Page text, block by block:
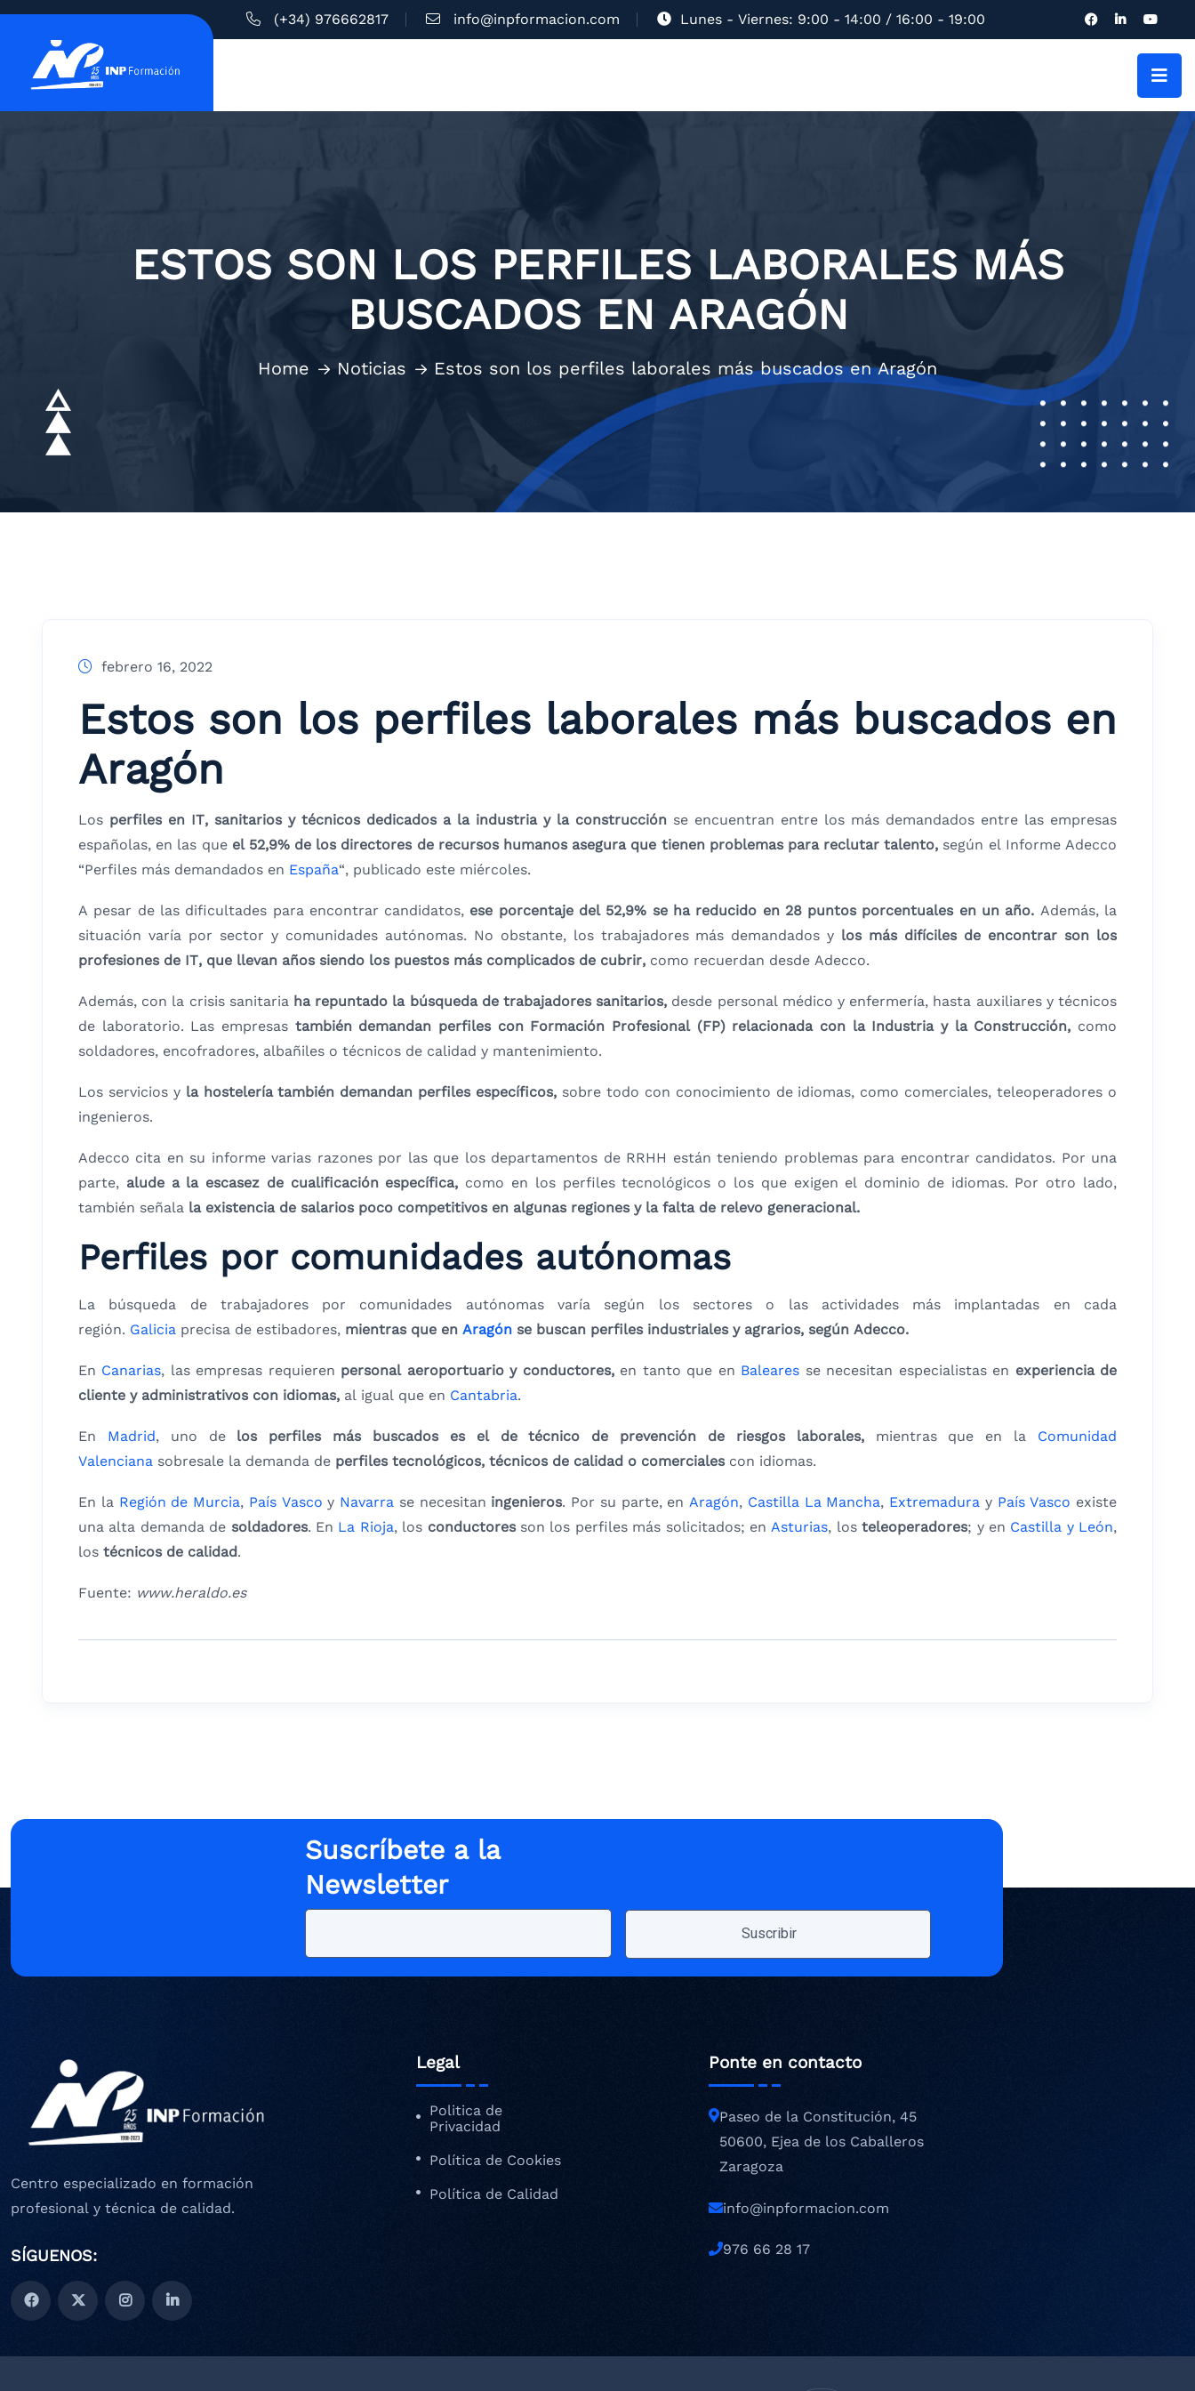
(+34) 976662817 info@inpformacion.com Lunes - Viernes: 9:00 - 14:00 / 16:00 - 19:00
ESTOS SON LOS PERFILES LABORALES MÁS
BUSCADOS EN ARAGÓN
Home Noticias Estos son los perfiles laborales más buscados en Aragón
febrero 16, 2022
Estos son los perfiles laborales más buscados en
Aragón
Los perfiles en IT, sanitarios y técnicos dedicados a la industria y la construcción se encuentran entre los más demandados entre las empresas
españolas, en las que el 52,9% de los directores de recursos humanos asegura que tienen problemas para reclutar talento, según el Informe Adecco
“Perfiles más demandados en España“, publicado este miércoles.
A pesar de las dificultades para encontrar candidatos, ese porcentaje del 52,9% se ha reducido en 28 puntos porcentuales en un año. Además, la
situación varía por sector y comunidades autónomas. No obstante, los trabajadores más demandados y los más difíciles de encontrar son los
profesiones de IT, que llevan años siendo los puestos más complicados de cubrir, como recuerdan desde Adecco.
Además, con la crisis sanitaria ha repuntado la búsqueda de trabajadores sanitarios, desde personal médico y enfermería, hasta auxiliares y técnicos
de laboratorio. Las empresas también demandan perfiles con Formación Profesional (FP) relacionada con la Industria y la Construcción, como
soldadores, encofradores, albañiles o técnicos de calidad y mantenimiento.
Los servicios y la hostelería también demandan perfiles específicos, sobre todo con conocimiento de idiomas, como comerciales, teleoperadores o
ingenieros.
Adecco cita en su informe varias razones por las que los departamentos de RRHH están teniendo problemas para encontrar candidatos. Por una
parte, alude a la escasez de cualificación específica, como en los perfiles tecnológicos o los que exigen el dominio de idiomas. Por otro lado,
también señala la existencia de salarios poco competitivos en algunas regiones y la falta de relevo generacional.
Perfiles por comunidades autónomas
La búsqueda de trabajadores por comunidades autónomas varía según los sectores o las actividades más implantadas en cada
región. Galicia precisa de estibadores, mientras que en Aragón se buscan perfiles industriales y agrarios, según Adecco.
En Canarias, las empresas requieren personal aeroportuario y conductores,en tanto que en Baleares se necesitan especialistas en experiencia de
cliente y administrativos con idiomas, al igual que en Cantabria.
En Madrid, uno delos perfiles más buscados es el de técnico de prevención de riesgos laborales,mientras que en la Comunidad
Valenciana sobresale la demanda de perfiles tecnológicos, técnicos de calidad o comercialescon idiomas.
En la Región de Murcia, País Vasco y Navarra se necesitan ingenieros. Por su parte, en Aragón, Castilla La Mancha, Extremadura y País Vasco existe
una alta demanda de soldadores. En La Rioja, los conductores son los perfiles más solicitados; enAsturias, losteleoperadores; y en Castilla y León,
los técnicos de calidad.
Fuente: www.heraldo.es
Suscríbete a la
Newsletter
Centro especializado en formación
profesional y técnica de calidad.
SÍGUENOS:
Legal
Politica de
Privacidad
Política de Cookies
Política de Calidad
Ponte en contacto
Paseo de la Constitución, 45
50600, Ejea de los Caballeros
Zaragoza
info@inpformacion.com
976 66 28 17